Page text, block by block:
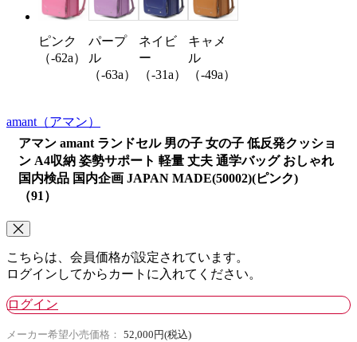
ピンク
（-62a）
パープ
ル
（-63a）
ネイビ
ー
（-31a）
キャメ
ル
（-49a）
amant （アマン）
アマン amant ランドセル 男の子 女の子 低反発クッショ
ン A4収納 姿勢サポート 軽量 丈夫 通学バッグ おしゃれ
国内検品 国内企画 JAPAN MADE(50002)(ピンク)
（91）
こちらは、会員価格が設定されています。
ログインしてからカートに入れてください。
ログイン
メーカー希望小売価格： 52,000円(税込)